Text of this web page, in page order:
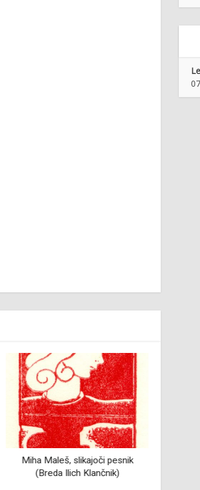
Miha Maleš, slikajoči pesnik
(Breda Ilich Klančnik)